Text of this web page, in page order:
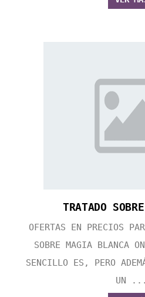
TRATADO
OFERTAS EN PRECIOS
SOBRE MAGIA BLANCA
SENCILLO ES, PERO
UN ...